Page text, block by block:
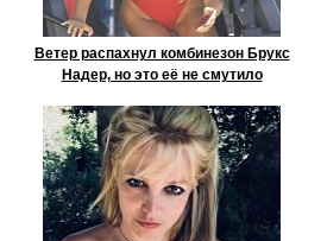
Ветер распахнул комбинезон Брукс
Надер, но это её не смутило